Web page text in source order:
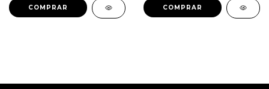
COMPRAR COMPRAR